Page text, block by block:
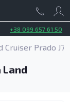
+38 099 657 61 50
Cruiser Prado
Land